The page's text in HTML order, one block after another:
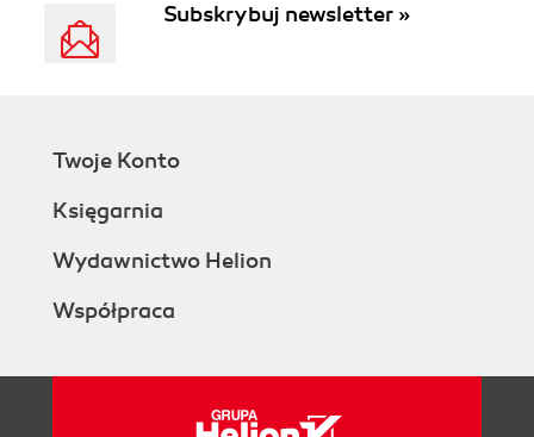
Subskrybuj newsletter »
Twoje Konto
Księgarnia
Wydawnictwo Helion
Współpraca